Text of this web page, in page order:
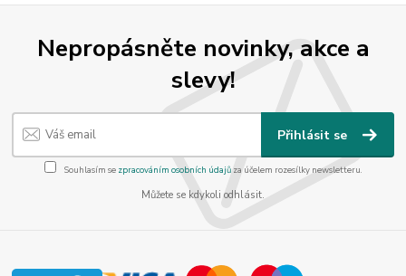
Nepropásněte novinky, akce a
slevy!
Přihlásit se
Souhlasím se zpracováním osobních údajůza účelem rozesílky newsletteru.
Můžete se kdykoli odhlásit.